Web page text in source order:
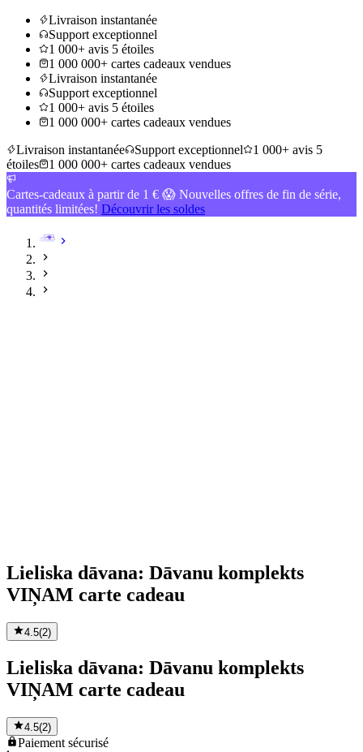
Livraison instantanée
Support exceptionnel
1 000+ avis 5 étoiles
1 000 000+ cartes cadeaux vendues
Livraison instantanée
Support exceptionnel
1 000+ avis 5 étoiles
1 000 000+ cartes cadeaux vendues
Livraison instantanée
Support exceptionnel
1 000+ avis 5
étoiles
1 000 000+ cartes cadeaux vendues
Cartes-cadeaux à partir de 1 € 😱 Nouvelles offres de fin de série,
quantités limitées! Découvrir les soldes
Lieliska dāvana: Dāvanu komplekts
VIŅAM carte cadeau
4.5(2)
Lieliska dāvana: Dāvanu komplekts
VIŅAM carte cadeau
4.5(2)
Paiement sécurisé